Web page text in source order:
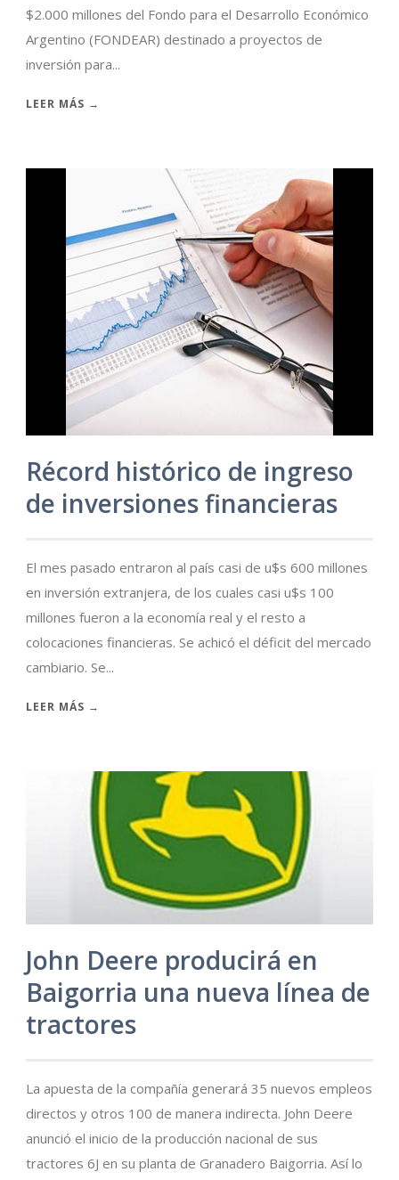
$2.000 millones del Fondo para el Desarrollo Económico
Argentino (FONDEAR) destinado a proyectos de
inversión para...
LEER MÁS →
Récord histórico de ingreso
de inversiones financieras
El mes pasado entraron al país casi de u$s 600 millones
en inversión extranjera, de los cuales casi u$s 100
millones fueron a la economía real y el resto a
colocaciones financieras. Se achicó el déficit del mercado
cambiario. Se...
LEER MÁS →
John Deere producirá en
Baigorria una nueva línea de
tractores
La apuesta de la compañía generará 35 nuevos empleos
directos y otros 100 de manera indirecta. John Deere
anunció el inicio de la producción nacional de sus
tractores 6J en su planta de Granadero Baigorria. Así lo